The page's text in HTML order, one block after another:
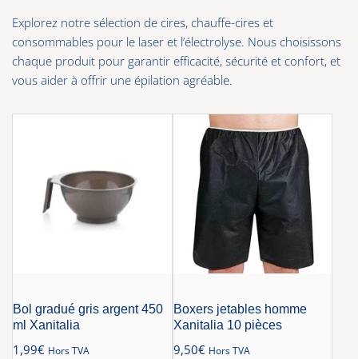
Explorez notre sélection de cires, chauffe-cires et
consommables pour le laser et l’électrolyse. Nous choisissons
chaque produit pour garantir efficacité, sécurité et confort, et
vous aider à offrir une épilation agréable.
Bol gradué gris argent 450
ml Xanitalia
1,99€ Hors TVA
Boxers jetables homme
Xanitalia 10 pièces
9,50€ Hors TVA